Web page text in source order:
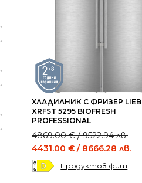
ХЛАДИЛНИК С ФРИЗЕР
XRFST 5295 BIOFRESH
PROFESSIONAL
4869.00€/ 9522.94 лв.
Original
price
was:
4869.00 €
4431.00 € / 8666.28 лв.
Current
price
is:
4431.00 €
Продуктов фиш